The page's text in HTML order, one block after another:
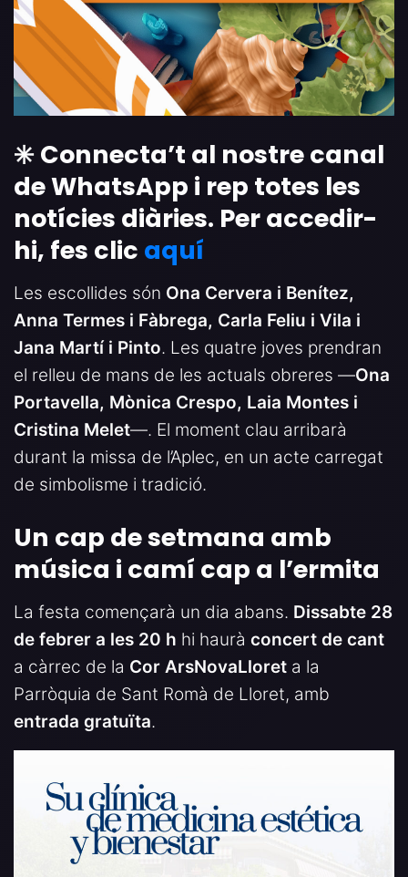
✳️ Connecta’t al nostre canal
de WhatsApp i rep totes les
notícies diàries. Per accedir-
hi, fes clic aquí
Les escollides són Ona Cervera i Benítez,
Anna Termes i Fàbrega, Carla Feliu i Vila i
Jana Martí i Pinto. Les quatre joves prendran
el relleu de mans de les actuals obreres —Ona
Portavella, Mònica Crespo, Laia Montes i
Cristina Melet—. El moment clau arribarà
durant la missa de l’Aplec, en un acte carregat
de simbolisme i tradició.
Un cap de setmana amb
música i camí cap a l’ermita
La festa començarà un dia abans. Dissabte 28
de febrer a les 20 h hi haurà concert de cant
a càrrec de la Cor ArsNovaLloret a la
Parròquia de Sant Romà de Lloret, amb
entrada gratuïta.